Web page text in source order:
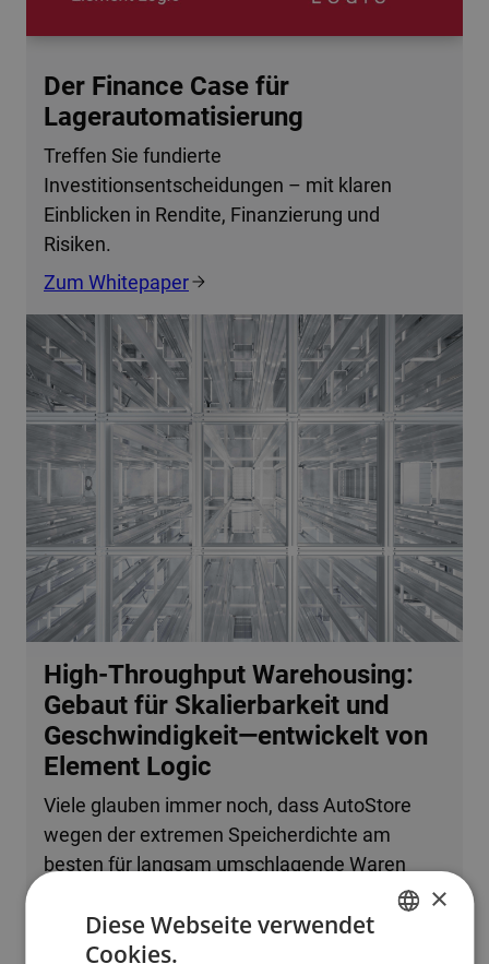
Der Finance Case für
Lagerautomatisierung
Treffen Sie fundierte
Investitionsentscheidungen – mit klaren
Einblicken in Rendite, Finanzierung und
Risiken.
Zum Whitepaper
High-Throughput Warehousing:
Gebaut für Skalierbarkeit und
Geschwindigkeit—entwickelt von
Element Logic
Viele glauben immer noch, dass AutoStore
wegen der extremen Speicherdichte am
besten für langsam umschlagende Waren
oder kleine Betriebe geeignet ist. Tatsache ist,
dass das System problemlos mehrere
zehntausend Bestellzeilen pro Stunde
×
Diese Webseite verwendet
Cookies.